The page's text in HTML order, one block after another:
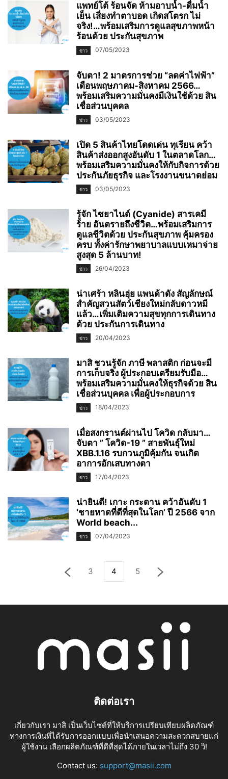
แพทย์โต้ ร้อนจัด ห้ามอาบน้ำ-ดื่มน้ำ
เย็น เสี่ยงทำตาบอด เกิดสโตรก ไม่
จริง!…พร้อมเสริมการดูแลสุขภาพหน้า
ร้อนด้วย ประกันสุขภาพ
ข่าว 07/05/2023
จับตา! 2 มาตรการช่วย “ลดค่าไฟฟ้า”
เดือนพฤษภาคม-สิงหาคม 2566…
พร้อมเสริมความมั่นคงมีเงินใช้ด้วย สิน
เชื่อส่วนบุคคล
ข่าว 03/05/2023
เปิด 5 สินค้าไทยโดดเด่น ทุเรียน คว้า
สินค้าส่งออกสูงอันดับ 1 ในตลาดโลก…
พร้อมเสริมความมั่นคงให้กับกิจการด้วย
ประกันภัยธุรกิจ และโรงงานขนาดย่อม
ข่าว 03/05/2023
รู้จัก ไซยาไนด์ (Cyanide) สารเคมี
ร้าย อันตรายถึงชีวิต…พร้อมเสริมการ
ดูแลชีวิตด้วย ประกันสุขภาพ คุ้มครอง
ครบ ทั้งค่ารักษาพยาบาลแบบเหมาจ่าย
สูงสุด 5 ล้านบาท!
ข่าว 26/04/2023
น่าเศร้า หลินฮุ่ย แพนด้าดัง สัญลักษณ์
สำคัญสวนสัตว์เชียงใหม่กลับดาวหมี
แล้ว…เพิ่มเติมความสุขทุกการเดินทาง
ด้วย ประกันการเดินทาง
ข่าว 20/04/2023
มาสิ ชวนรู้จัก ภาษี พลาสติก ก่อนจะมี
การเก็บจริง ผู้ประกอบเตรียมรับมือ…
พร้อมเสริมความมั่นคงให้ธุรกิจด้วย สิน
เชื่อส่วนบุคคล เพื่อผู้ประกอบการ
ข่าว 18/04/2023
เมื่อสงกรานต์ผ่านไป โควิด กลับมา…
จับตา ” โควิด-19 ” สายพันธุ์ใหม่
XBB.1.16 รบกวนภูมิคุ้มกัน จนเกิด
อาการอักเสบทางตา
ข่าว 17/04/2023
น่ายินดี! เกาะ กระดาน คว้าอันดับ 1
‘ชายหาดที่ดีที่สุดในโลก’ ปี 2566 จาก
World beach...
ข่าว 07/04/2023
3 4 5
ติดต่อเรา
เกี่ยวกับเรา มาสิ เป็นเว็บไซต์ที่ให้บริการเปรียบเทียบผลิตภัณฑ์
ทางการเงินที่ได้รับการออกแบบเพื่อนำเสนอความสะดวกสบายแก่
ผู้ใช้งาน เลือกผลิตภัณฑ์ที่ดีที่สุดได้ภายในเวลาไม่ถึง 30 วิ!
Contact us: support@masii.com